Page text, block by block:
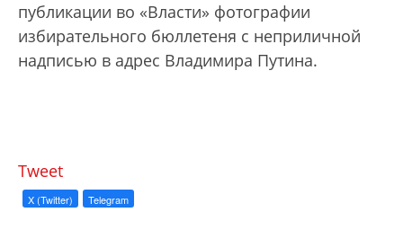
публикации во «Власти» фотографии
избирательного бюллетеня с неприличной
надписью в адрес Владимира Путина.
Tweet
X (Twitter) Telegram